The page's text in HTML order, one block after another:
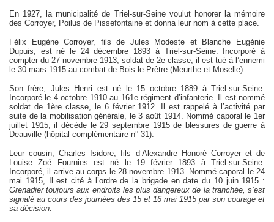
En 1927, la municipalité de Triel-sur-Seine voulut honorer la mémoire
des Corroyer, Poilus de Pissefontaine et donna leur nom à cette place.
Félix Eugène Corroyer, fils de Jules Modeste et Blanche Eugénie
Dupuis, est né le 24 décembre 1893 à Triel-sur-Seine. Incorporé à
compter du 27 novembre 1913, soldat de 2e classe, il est tué à l’ennemi
le 30 mars 1915 au combat de Bois-le-Prêtre (Meurthe et Moselle).
Son frère, Jules Henri est né le 15 octobre 1889 à Triel-sur-Seine.
Incorporé le 4 octobre 1910 au 161e régiment d’infanterie. Il est nommé
soldat de 1ère classe, le 6 février 1912. Il est rappelé à l’activité par
suite de la mobilisation générale, le 3 août 1914. Nommé caporal le 1er
juillet 1915, il décède le 29 septembre 1915 de blessures de guerre à
Deauville (hôpital complémentaire n° 31).
Leur cousin, Charles Isidore, fils d’Alexandre Honoré Corroyer et de
Louise Zoé Fournies est né le 19 février 1893 à Triel-sur-Seine.
Incorporé, il arrive au corps le 28 novembre 1913. Nommé caporal le 24
mai 1915, Il est cité à l’ordre de la brigade en date du 10 juin 1915 :
Grenadier toujours aux endroits les plus dangereux de la tranchée, s’est
signalé au cours des journées des 15 et 16 mai 1915 par son courage et
sa décision.